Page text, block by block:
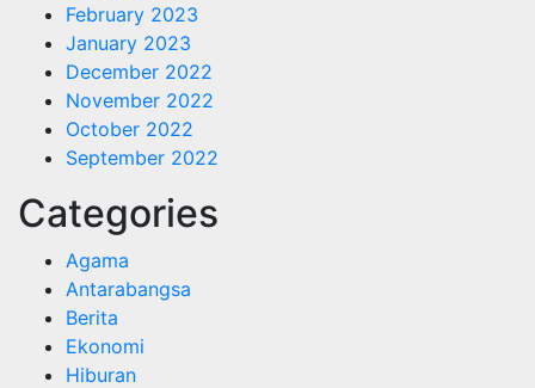
February 2023
January 2023
December 2022
November 2022
October 2022
September 2022
Categories
Agama
Antarabangsa
Berita
Ekonomi
Hiburan